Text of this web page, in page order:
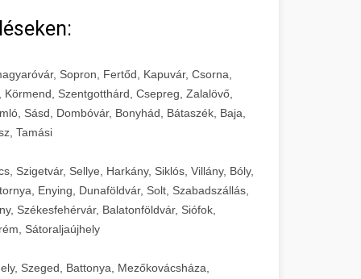
Sopron, Fertőd, Kapuvár, Csorna,
Szentgotthárd, Csepreg, Zalalövő,
Sásd, Dombóvár, Bonyhád, Bátaszék, Baja,
Tamási
Szigetvár, Sellye, Harkány, Siklós, Villány, Bóly,
Enying, Dunaföldvár, Solt, Szabadszállás,
Székesfehérvár, Balatonföldvár, Siófok,
Sátoraljaújhely
Szeged, Battonya, Mezőkovácsháza,